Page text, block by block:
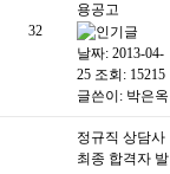
32
용공고
날짜: 2013-04-
25 조회: 15215
글쓴이: 박은옥
정규직 상담사
최종 합격자 발